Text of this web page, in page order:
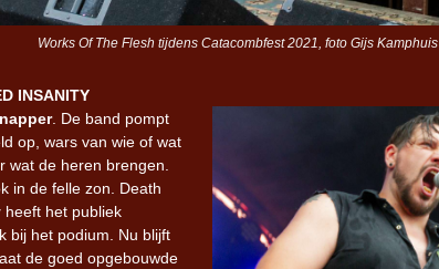
Works Of The Flesh tijdens Catacombfest 2021, foto Gijs Kamphuis
INSANITY
. De band pompt
op, wars van wie of wat
wat de heren brengen.
in de felle zon. Death
heeft het publiek
bij het podium. Nu blijft
de goed opgebouwde